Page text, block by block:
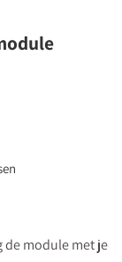
de module met je